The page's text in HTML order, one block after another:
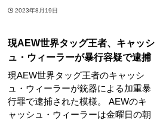
2023年8月19日
現AEW世界タッグ王者、キャッシ
ュ・ウィーラーが暴行容疑で逮捕
現AEW世界タッグ王者のキャッシ
ュ・ウィーラーが銃器による加重暴
行罪で逮捕された模様。 AEWのキ
ャッシュ・ウィーラーは金曜日の朝